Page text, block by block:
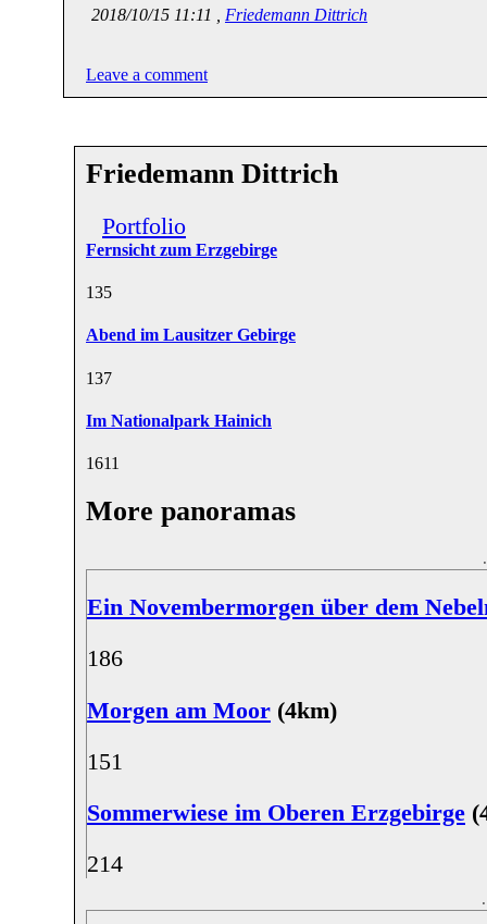
2018/10/15 11:11 , Friedemann Dittrich
Leave a comment
Friedemann Dittrich
Portfolio
Fernsicht zum Erzgebirge
135
Abend im Lausitzer Gebirge
137
Im Nationalpark Hainich
1611
More panoramas
Ein Novembermorgen über dem
186
Morgen am Moor (4km)
151
Sommerwiese im Oberen Erzgebirge
214